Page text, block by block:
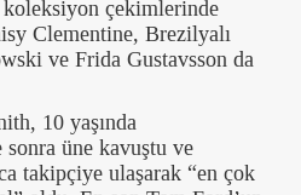
koleksiyon çekimlerinde
Clementine, Brezilyalı
ve Frida Gustavsson da
10 yaşında
sonra üne kavuştu ve
takipçiye ulaşarak “en çok